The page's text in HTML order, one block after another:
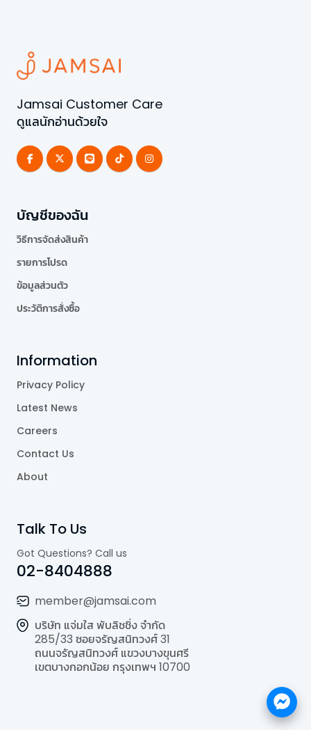
Jamsai Customer Care
ดูแลนักอ่านด้วยใจ
บัญชีของฉัน
วิธีการจัดส่งสินค้า
รายการโปรด
ข้อมูลส่วนตัว
ประวัติการสั่งซื้อ
Information
Privacy Policy
Latest News
Careers
Contact Us
About
Talk To Us
Got Questions? Call us
02-8404888
member@jamsai.com
บริษัท แจ่มใส พับลิชชิ่ง จำกัด
285/33 ซอยจรัญสนิทวงศ์ 31
ถนนจรัญสนิทวงศ์ แขวงบางขุนศรี
เขตบางกอกน้อย กรุงเทพฯ 10700